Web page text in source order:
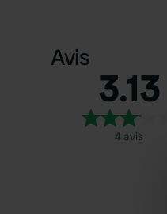
Avis
3.13
4 avis